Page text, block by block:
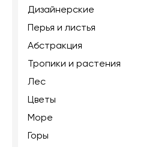
Дизайнерские
Перья и листья
Абстракция
Тропики и растения
Лес
Цветы
Море
Горы